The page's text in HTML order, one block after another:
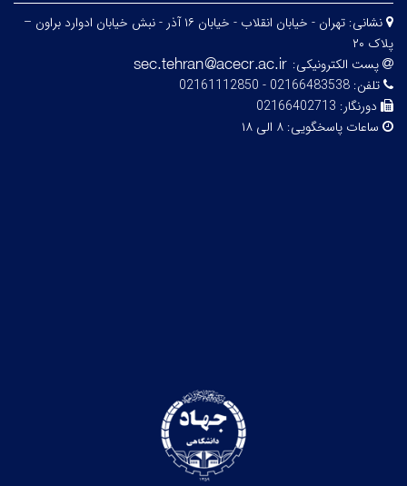
نشانی:
تهران - خیابان انقلاب - خیابان ۱۶ آذر - نبش خیابان ادوارد براون –
پلاک ۲۰
پست الکترونیکی:
تلفن: 02166483538 - 02161112850
دورنگار: 02166402713
ساعات پاسخگویی: ۸ الی ۱۸